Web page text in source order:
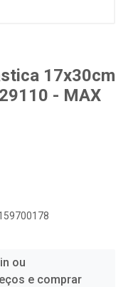
17x30cm
- MAX
ou
e comprar